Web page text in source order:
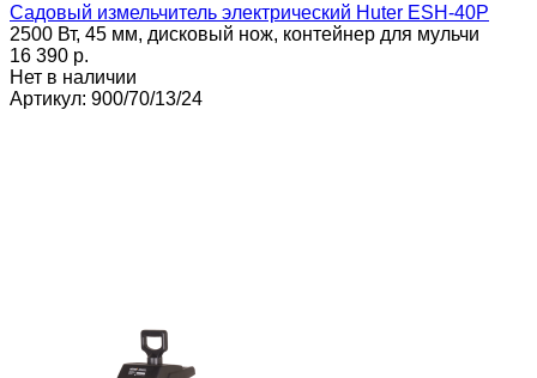
Садовый измельчитель электрический Huter ESH-40P
2500 Вт, 45 мм, дисковый нож, контейнер для мульчи
16 390 p.
Нет в наличии
Артикул: 900/70/13/24